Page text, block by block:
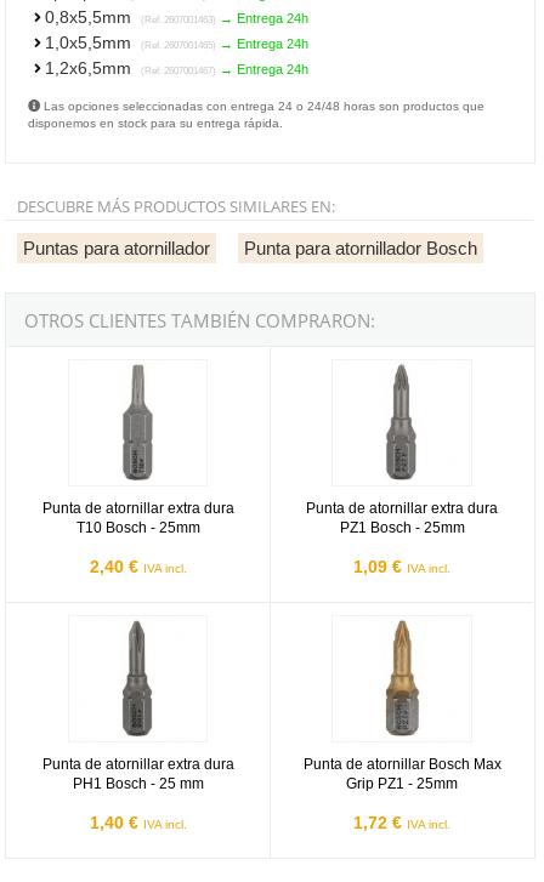
0,8x5,5mm (Ref. 2607001463) → Entrega 24h
1,0x5,5mm (Ref. 2607001465) → Entrega 24h
1,2x6,5mm (Ref. 2607001467) → Entrega 24h
Las opciones seleccionadas con entrega 24 o 24/48 horas son productos que
disponemos en stock para su entrega rápida.
DESCUBRE MÁS PRODUCTOS SIMILARES EN:
Puntas para atornillador Punta para atornillador Bosch
OTROS CLIENTES TAMBIÉN COMPRARON:
Punta de atornillar extra dura
T10 Bosch - 25mm
2,40 € IVA incl.
Punta de atornillar extra dura T10 Bosch - 25mm
Punta de atornillar extra dura
PZ1 Bosch - 25mm
1,09 € IVA incl.
Punta de atornillar extra dura
Punta de atornillar extra dura
PH1 Bosch - 25 mm
1,40 € IVA incl.
Punta de atornillar extra dura PH1 Bosch - 25 mm
Punta de atornillar Bosch Max
Grip PZ1 - 25mm
1,72 € IVA incl.
Punta de atornillar Bosch Max